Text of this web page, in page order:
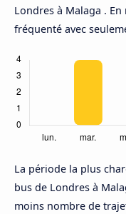
Londres à Malaga . En
fréquenté avec
La période la plus
bus de Londres à
moins nombre de